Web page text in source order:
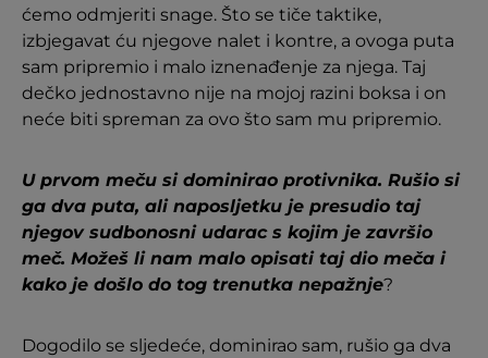
ćemo odmjeriti snage. Što se tiče taktike,
izbjegavat ću njegove nalet i kontre, a ovoga puta
sam pripremio i malo iznenađenje za njega. Taj
dečko jednostavno nije na mojoj razini boksa i on
neće biti spreman za ovo što sam mu pripremio.
U prvom meču si dominirao protivnika. Rušio si
ga dva puta, ali naposljetku je presudio taj
njegov sudbonosni udarac s kojim je završio
meč. Možeš li nam malo opisati taj dio meča i
kako je došlo do tog trenutka nepažnje?
Dogodilo se sljedeće, dominirao sam, rušio ga dva